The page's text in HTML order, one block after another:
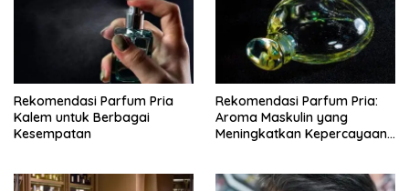
Rekomendasi Parfum Pria
Kalem untuk Berbagai
Kesempatan
Rekomendasi Parfum Pria:
Aroma Maskulin yang
Meningkatkan Kepercayaan